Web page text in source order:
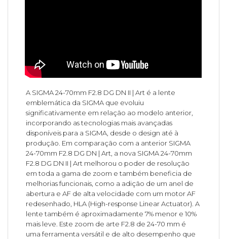
A SIGMA 24-70mm F2.8 DG DN II | Art é a lente
emblemática da SIGMA que evoluiu
significativamente em relação ao modelo anterior,
incorporando as tecnologias mais avançadas
disponíveis para a SIGMA, desde o design até à
produção. Em comparação com a anterior SIGMA
24-70mm F2.8 DG DN | Art, a nova SIGMA 24-70mm
F2.8 DG DN II | Art melhorou o poder de resolução
em toda a gama de zoom e também beneficia de
melhorias funcionais, como a adição de um anel de
abertura e AF de alta velocidade com um motor AF
redesenhado, HLA (High-response Linear Actuator). A
lente também é aproximadamente 7% menor e 10%
mais leve. Este zoom de arte F2.8 de 24-70 mm é
uma ferramenta versátil e de alto desempenho que